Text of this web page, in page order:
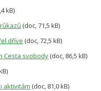
kB)
(doc, 71,5 kB)
dříve (doc, 72,5 kB)
Cesta svobody (doc, 86,5 kB)
aktivitám (doc, 81,0 kB)